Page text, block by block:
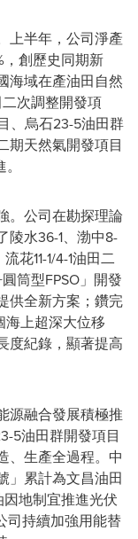
上半年，公司淨產
創歷史同期新
海域在產油田自然
次調整開發項
、烏石23-5油田群
期天然氣開發項目
。公司在勘探理論
陵水36-1、渤中8-
花11-1/4-1油田二
筒型FPSO」開發
供全新方案；鑽完
海上超深大位移
度紀錄，顯著提高
源融合發展積極推
5油田群開發項目
、生產全過程。中
」累計為文昌油田
地制宜推進光伏
司持續加強用能替